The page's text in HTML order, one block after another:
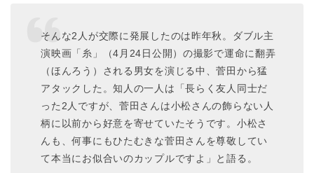
そんな2人が交際に発展したのは昨年秋。ダブル主
演映画「糸」（4月24日公開）の撮影で運命に翻弄
（ほんろう）される男女を演じる中、菅田から猛
アタックした。知人の一人は「長らく友人同士だ
った2人ですが、菅田さんは小松さんの飾らない人
柄に以前から好意を寄せていたそうです。小松さ
んも、何事にもひたむきな菅田さんを尊敬してい
て本当にお似合いのカップルですよ」と語る。